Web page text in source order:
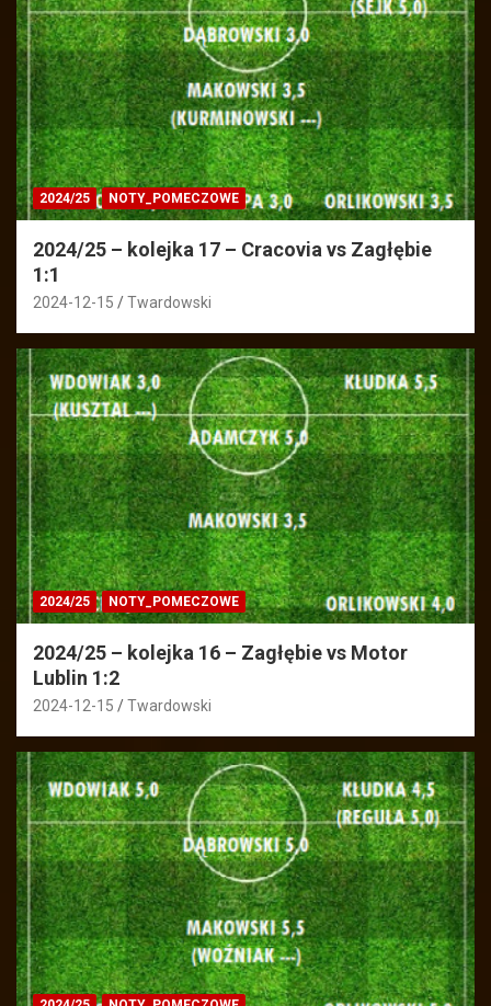
2024/25 NOTY_POMECZOWE
2024/25 – kolejka 17 – Cracovia vs Zagłębie
1:1
2024-12-15 Twardowski
2024/25 NOTY_POMECZOWE
2024/25 – kolejka 16 – Zagłębie vs Motor
Lublin 1:2
2024-12-15 Twardowski